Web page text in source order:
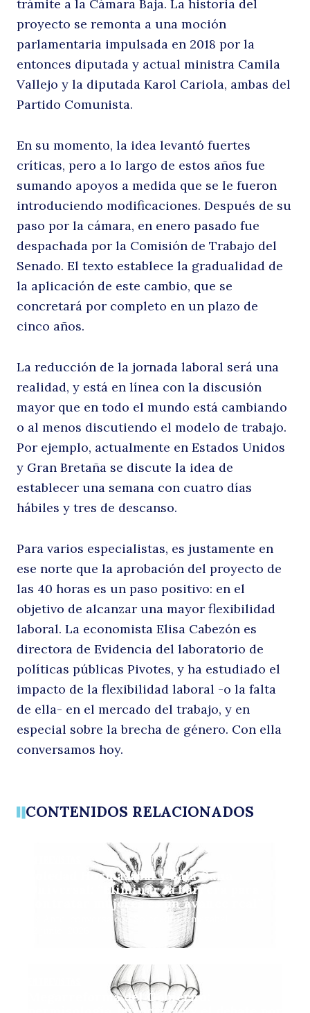
el
Buscar
trámite a la Cámara Baja. La historia del
proyecto se remonta a una moción
parlamentaria impulsada en 2018 por la
entonces diputada y actual ministra Camila
Vallejo y la diputada Karol Cariola, ambas del
Partido Comunista.
En su momento, la idea levantó fuertes
críticas, pero a lo largo de estos años fue
sumando apoyos a medida que se le fueron
introduciendo modificaciones. Después de su
paso por la cámara, en enero pasado fue
despachada por la Comisión de Trabajo del
Senado. El texto establece la gradualidad de
la aplicación de este cambio, que se
concretará por completo en un plazo de
cinco años.
La reducción de la jornada laboral será una
realidad, y está en línea con la discusión
mayor que en todo el mundo está cambiando
o al menos discutiendo el modelo de trabajo.
Por ejemplo, actualmente en Estados Unidos
y Gran Bretaña se discute la idea de
establecer una semana con cuatro días
hábiles y tres de descanso.
Para varios especialistas, es justamente en
ese norte que la aprobación del proyecto de
las 40 horas es un paso positivo: en el
objetivo de alcanzar una mayor flexibilidad
laboral. La economista Elisa Cabezón es
directora de Evidencia del laboratorio de
políticas públicas Pivotes, y ha estudiado el
impacto de la flexibilidad laboral -o la falta
de ella- en el mercado del trabajo, y en
especial sobre la brecha de género. Con ella
conversamos hoy.
CONTENIDOS RELACIONADOS
Soledad Hormazábal y Sala Cuna
Universal: “Eliminar la barrera para
contratar mujeres es un avance real”
Ex-Ante, conversa con Soledad Hormazábal
Megarreforma del Gobierno: